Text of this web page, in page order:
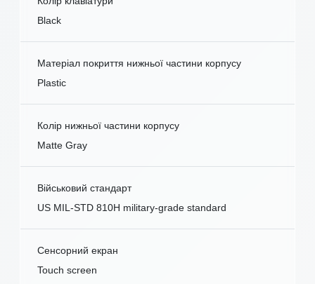
Black
Матеріал покриття нижньої частини корпусу
Plastic
Колір нижньої частини корпусу
Matte Gray
Військовий стандарт
US MIL-STD 810H military-grade standard
Сенсорний екран
Touch screen